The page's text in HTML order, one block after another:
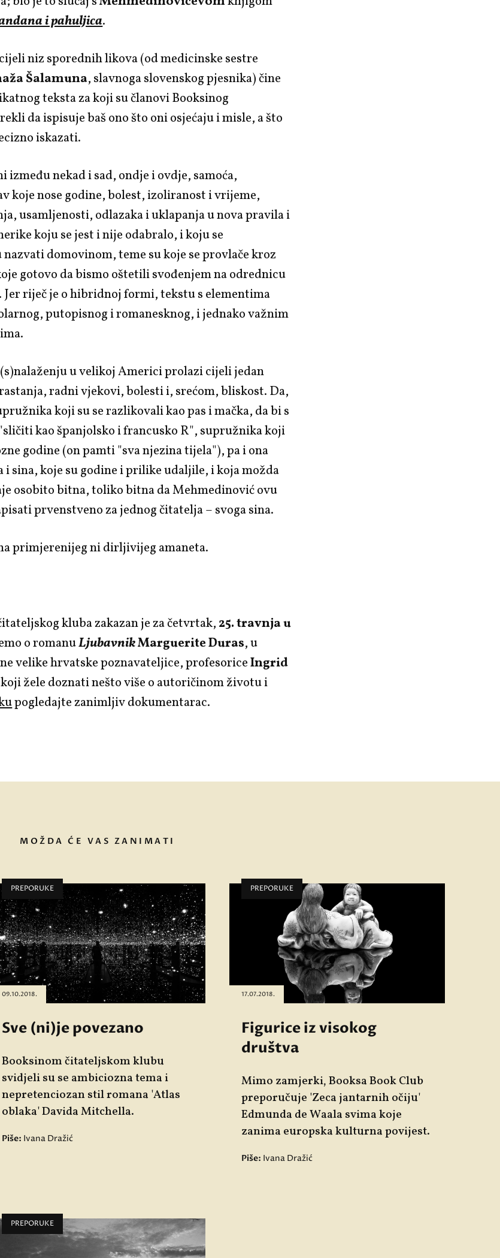
i pahuljica.
niz sporednih likova (od medicinske sestre
Šalamuna, slavnoga slovenskog pjesnika) čine
teksta za koji su članovi Booksinog
da ispisuje baš ono što oni osjećaju i misle, a što
iskazati.
nekad i sad, ondje i ovdje, samoća,
koje nose godine, bolest, izoliranost i vrijeme,
usamljenosti, odlazaka i uklapanja u nova pravila i
koju se jest i nije odabralo, i koju se
domovinom, teme su koje se provlače kroz
gotovo da bismo oštetili svođenjem na odrednicu
Jer riječ je o hibridnoj formi, tekstu s elementima
putopisnog i romanesknog, i jednako važnim
u velikoj Americi prolazi cijeli jedan
radni vjekovi, bolesti i, srećom, bliskost. Da,
koji su se razlikovali kao pas i mačka, da bi s
kao španjolsko i francusko R", supružnika koji
godine (on pamti "sva njezina tijela"), pa i ona
i sina, koje su godine i prilike udaljile, i koja možda
osobito bitna, toliko bitna da Mehmedinović ovu
prvenstveno za jednog čitatelja – svoga sina.
primjerenijeg ni dirljivijeg amaneta.
kluba zakazan je za četvrtak, 25. travnja u
o romanuLjubavnikMarguerite Duras, u
velike hrvatske poznavateljice, profesoriceIngrid
koji žele doznati nešto više o autoričinom životu i
pogledajte zanimljiv dokumentarac.
MOŽDA ĆE VAS ZANIMATI
PREPORUKE
09.10.2018.
Sve (ni)je povezano
Booksinom čitateljskom klubu
svidjeli su se ambiciozna tema i
nepretenciozan stil romana 'Atlas
oblaka' Davida Mitchella.
Piše: Ivana Dražić
PREPORUKE
17.07.2018.
Figurice iz visokog
društva
Mimo zamjerki, Booksa Book Club
preporučuje 'Zeca jantarnih očiju'
Edmunda de Waala svima koje
zanima europska kulturna povijest.
Piše: Ivana Dražić
PREPORUKE